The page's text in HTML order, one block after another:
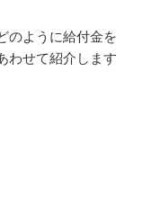
のように給付金を
わせて紹介します